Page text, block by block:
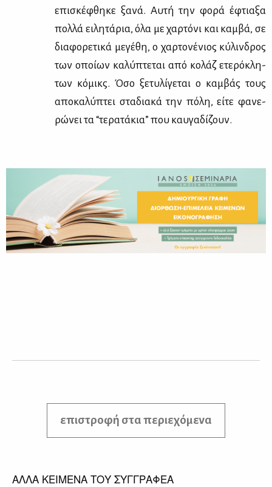
επι­σκέ­φθη­κε ξα­νά. Αυ­τή την φο­ρά έφτια­ξα
πολ­λά ει­λη­τά­ρια, όλα με χαρ­τό­νι και καμ­βά, σε
δια­φο­ρε­τι­κά με­γέ­θη, ο χαρ­το­νέ­νιος κύ­λιν­δρος
των οποί­ων κα­λύ­πτε­ται από κο­λάζ ετε­ρό­κλη­
των κό­μικς. Όσο ξε­τυ­λί­γε­ται ο καμ­βάς τους
απο­κα­λύ­πτει στα­δια­κά την πό­λη, εί­τε φα­νε­
ρώ­νει τα “τε­ρα­τά­κια” που καυ­γα­δί­ζουν.
επιστροφή στα περιεχόμενα
ΑΛΛΑ ΚΕΙΜΕΝΑ ΤΟΥ ΣΥΓΓΡΑΦΕΑ